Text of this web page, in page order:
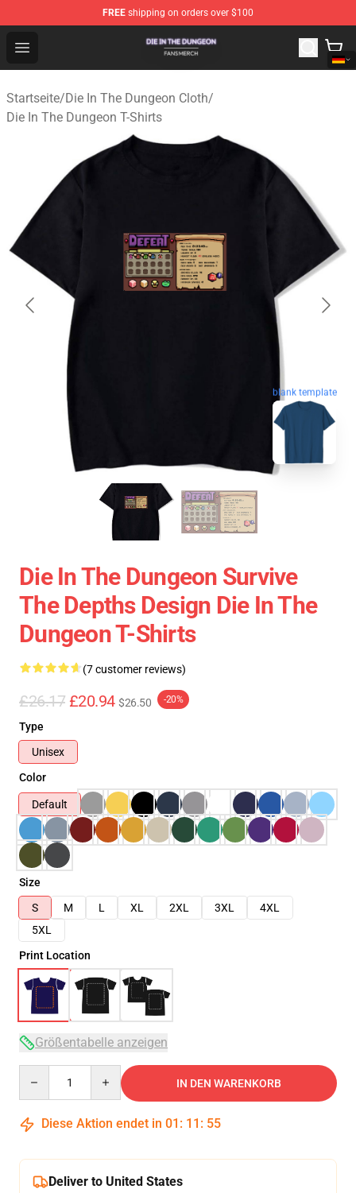
FREE shipping on orders over $100
Open menu
Die In The Dungeon Shop - Official Die In The Dungeon
Startseite/Die In The Dungeon Cloth/
Die In The Dungeon T-Shirts
blank template
Die In The Dungeon Survive
The Depths Design Die In The
Dungeon T-Shirts
(7 customer reviews)
£26.17 £20.94 $26.50 -20%
Type
Unisex
Color
Default
Size
S
M L XL 2XL 3XL
4XL
5XL
Print Location
Größentabelle anzeigen
IN DEN WARENKORB
Diese Aktion endet in 01 : 11 : 54
Deliver to United States